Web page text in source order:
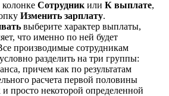
Сотрудник или К выплате,
Изменить зарплату.
выберите характер выплаты,
что именно по ней будет
производимые сотрудникам
разделить на три группы:
причем как по результатам
расчета первой половины
и просто некоторой определенной